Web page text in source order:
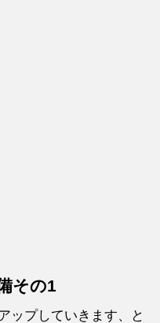
その1
ップしていきます、と